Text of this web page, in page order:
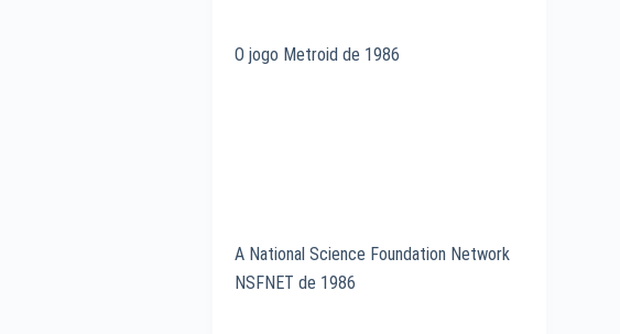
O jogo Metroid de 1986
A National Science Foundation Network
NSFNET de 1986